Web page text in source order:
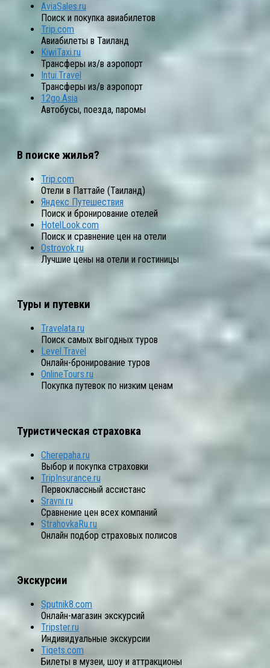
AviaSales.ru
Поиск и покупка авиабилетов
Trip.com
Авиабилеты в Таиланд
KiwiTaxi.ru
Трансферы из/в аэропорт
Intui.Travel
Трансферы из/в аэропорт
12go.Asia
Автобусы, поезда, паромы
В поиске жилья?
Trip.com
Отели в Паттайе (Таиланд)
Яндекс Путешествия
Поиск и бронирование отелей
HotelLook.com
Поиск и сравнение цен на отели
Ostrovok.ru
Лучшие цены на отели и гостиницы
Туры и путевки
Travelata.ru
Поиск самых выгодных туров
Level.Travel
Онлайн-бронирование туров
OnlineTours.ru
Покупка путевок по низким ценам
Туристическая страховка
Cherepaha.ru
Выбор и покупка страховки
TripInsurance.ru
Первоклассный ассистанс
Sravni.ru
Сравнение цен всех компаний
StrahovkaRu.ru
Онлайн подбор страховых полисов
Экскурсии
Sputnik8.com
Онлайн-магазин экскурсий
Tripster.ru
Индивидуальные экскурсии
Tiqets.com
Билеты в музеи, шоу и аттракционы